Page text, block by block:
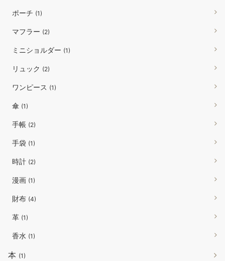
ポーチ (1)
マフラー (2)
ミニショルダー (1)
リュック (2)
ワンピース (1)
傘 (1)
手帳 (2)
手袋 (1)
時計 (2)
漫画 (1)
財布 (4)
革 (1)
香水 (1)
本 (1)